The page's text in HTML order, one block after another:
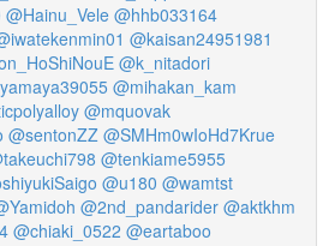
@Hainu_Vele @hhb033164
@kaisan24951981
@k_nitadori
@mihakan_kam
@mquovak
@sentonZZ @SMHm0wIoHd7Krue
@tenkiame5955
@u180 @wamtst
@2nd_pandarider @aktkhm
@chiaki_0522 @eartaboo